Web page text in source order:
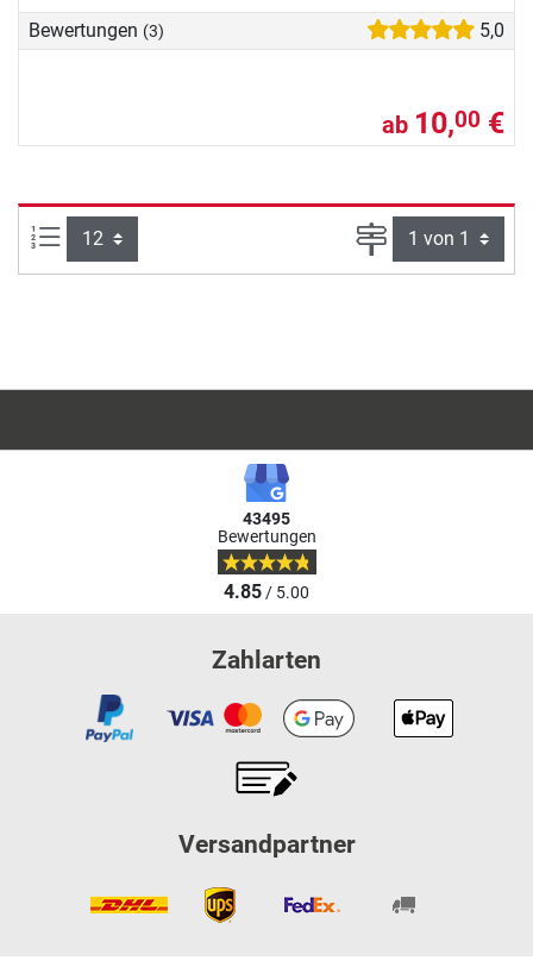
Bewertungen (3) 5,0
ab 10,00 €
Artikel pro Seite: Seite
43495
Bewertungen
4.85/ 5.00
Zahlarten
Versandpartner